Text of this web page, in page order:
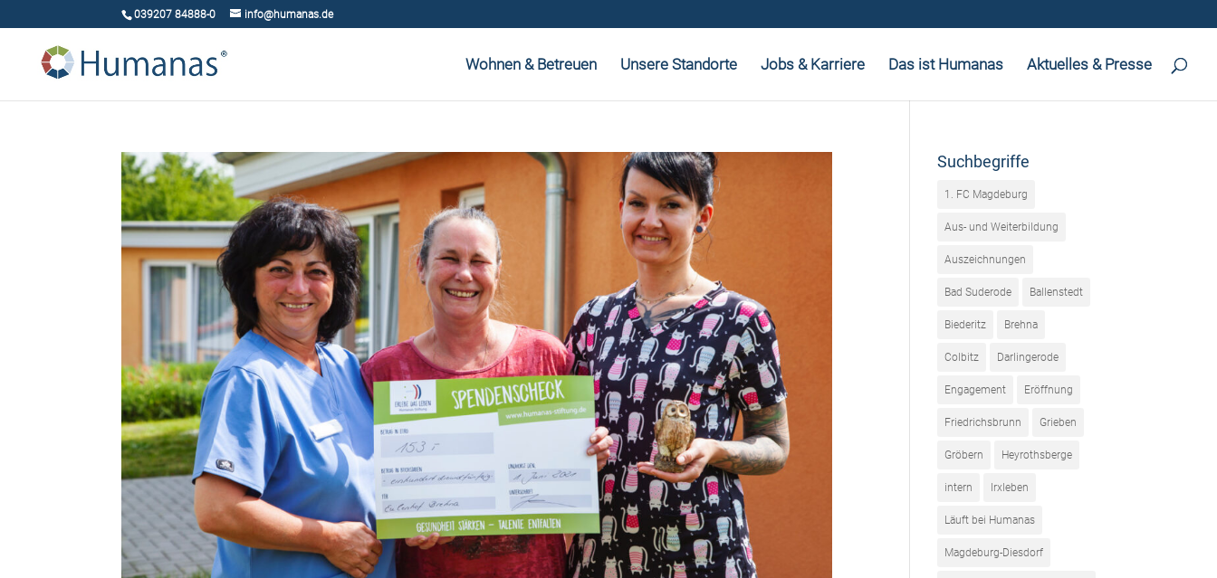
039207 84888-0 info@humanas.de
Wohnen & Betreuen Unsere Standorte Jobs & Karriere Das ist Humanas Aktuelles & Presse
Suchbegriffe
1. FC Magdeburg
Aus- und Weiterbildung
Auszeichnungen
Bad Suderode Ballenstedt
Biederitz Brehna
Colbitz Darlingerode
Engagement Eröffnung
Friedrichsbrunn Grieben
Gröbern Heyrothsberge
intern Irxleben
Läuft bei Humanas
Magdeburg-Diesdorf